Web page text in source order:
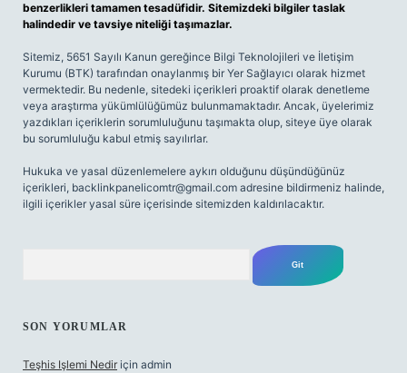
benzerlikleri tamamen tesadüfidir. Sitemizdeki bilgiler taslak
halindedir ve tavsiye niteliği taşımazlar.
Sitemiz, 5651 Sayılı Kanun gereğince Bilgi Teknolojileri ve İletişim
Kurumu (BTK) tarafından onaylanmış bir Yer Sağlayıcı olarak hizmet
vermektedir. Bu nedenle, sitedeki içerikleri proaktif olarak denetleme
veya araştırma yükümlülüğümüz bulunmamaktadır. Ancak, üyelerimiz
yazdıkları içeriklerin sorumluluğunu taşımakta olup, siteye üye olarak
bu sorumluluğu kabul etmiş sayılırlar.
Hukuka ve yasal düzenlemelere aykırı olduğunu düşündüğünüz
içerikleri, backlinkpanelicomtr@gmail.com adresine bildirmeniz halinde,
ilgili içerikler yasal süre içerisinde sitemizden kaldırılacaktır.
SON YORUMLAR
Teşhis Işlemi Nedir için admin